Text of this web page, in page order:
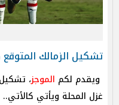
تشكيل الزمالك
ويقدم لكم الموجز،
غزل المحلة ويأتي كالأتي..